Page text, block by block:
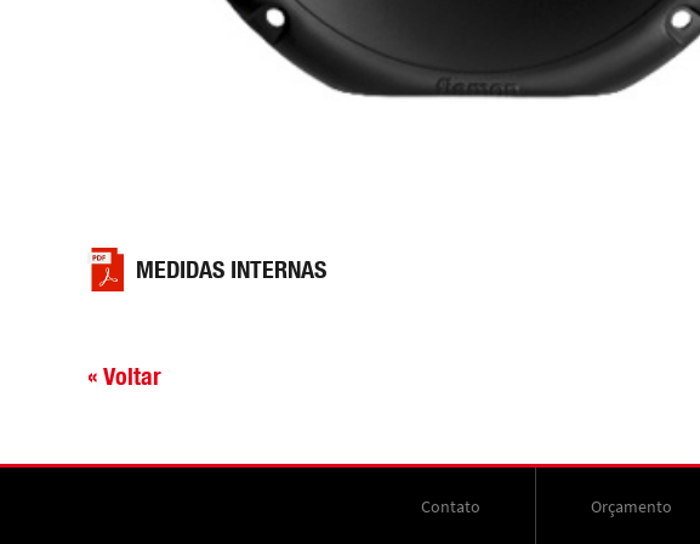
MEDIDAS INTERNAS
« Voltar
Contato Orçamento